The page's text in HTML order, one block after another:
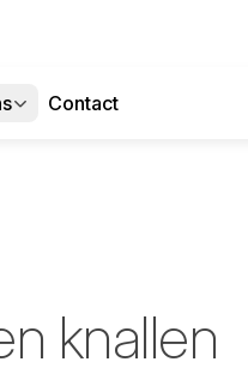
Contact
knallen